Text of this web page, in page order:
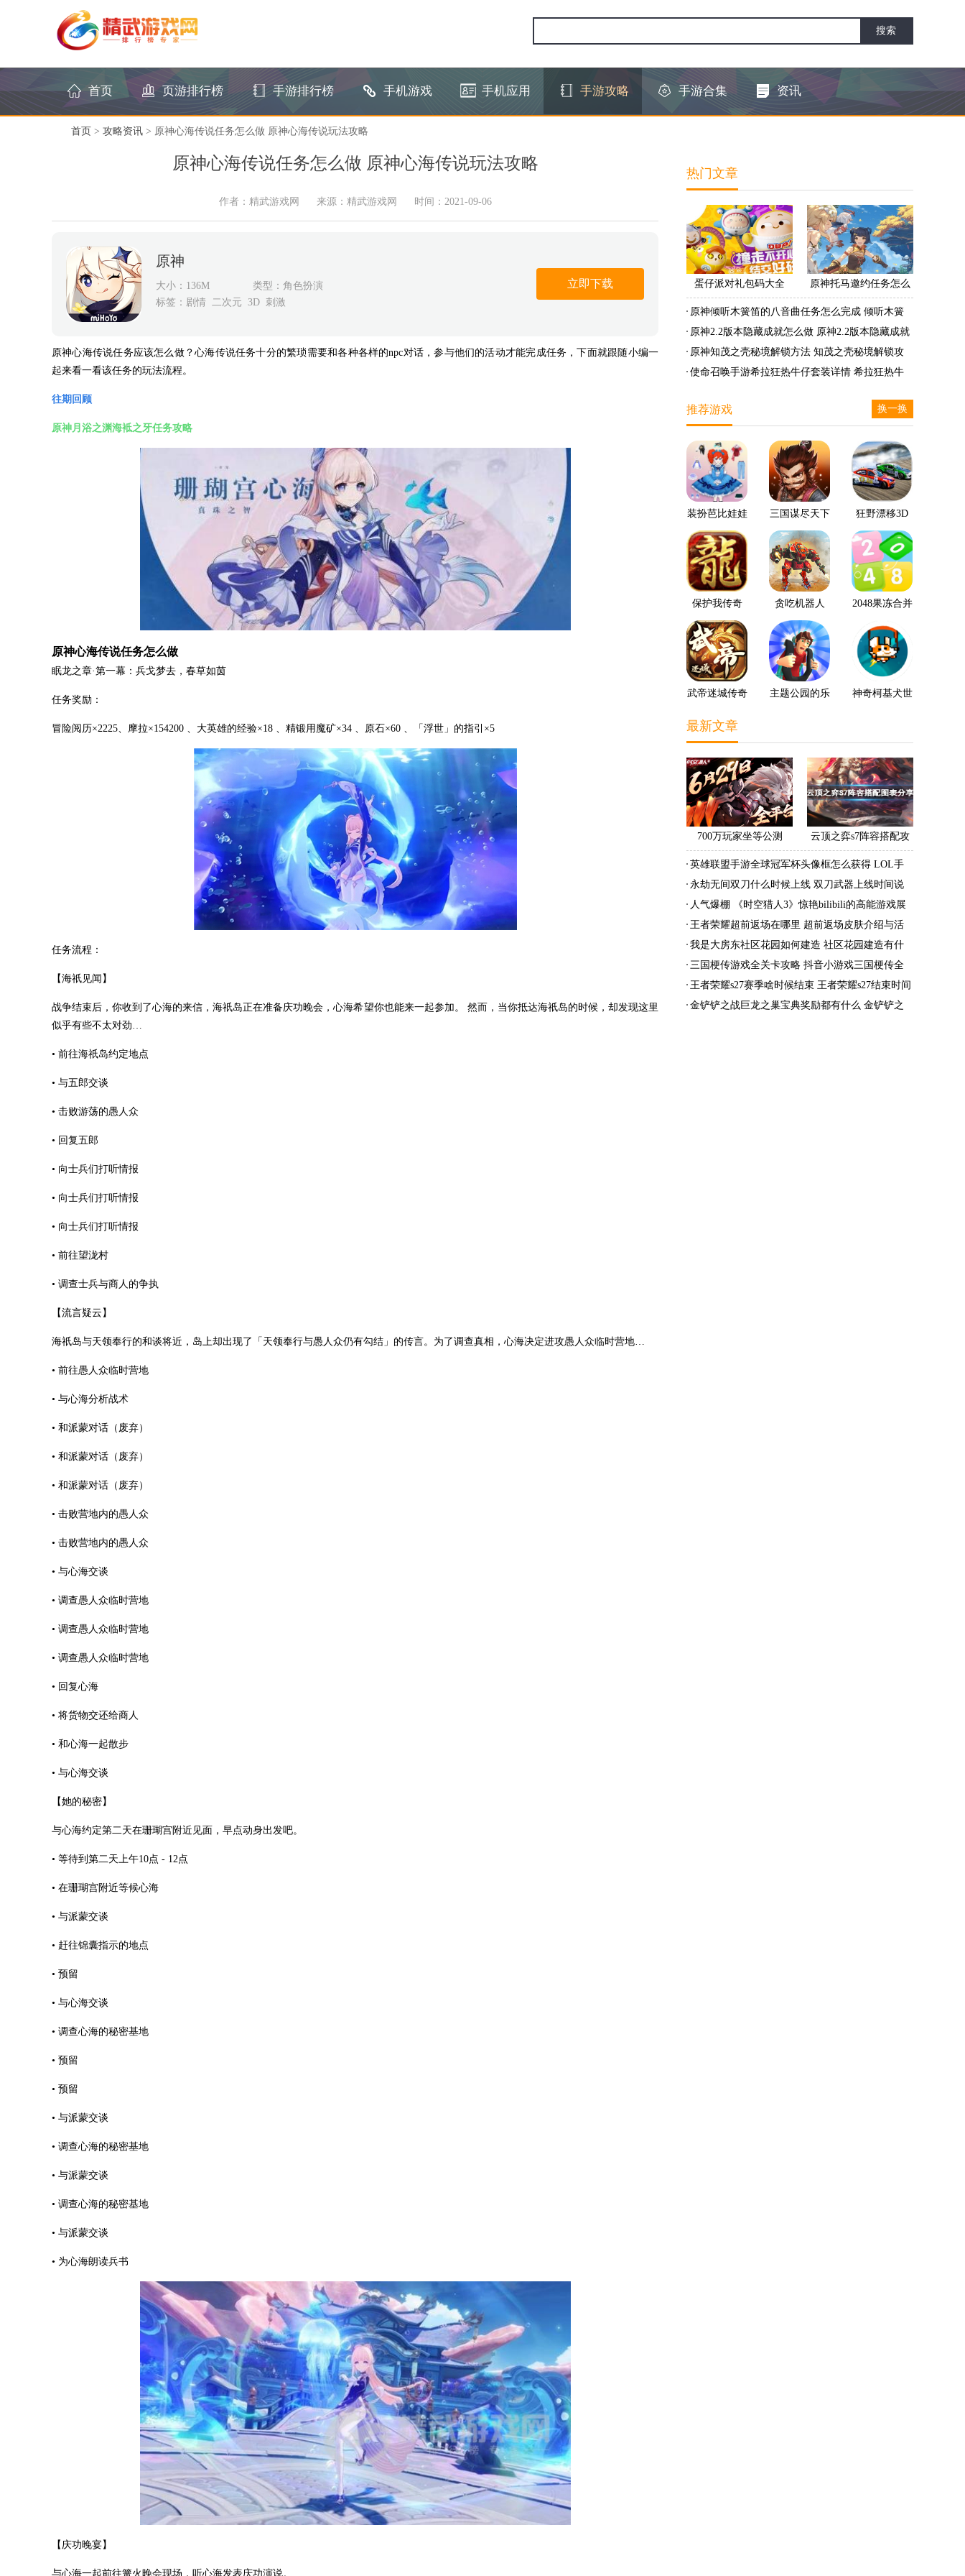
首页 页游排行榜 手游排行榜 手机游戏 手机应用 手游攻略 手游合集 资讯
首页 > 攻略资讯 > 原神心海传说任务怎么做 原神心海传说玩法攻略
原神心海传说任务怎么做 原神心海传说玩法攻略
作者：精武游戏网 来源：精武游戏网 时间：2021-09-06
原神
大小：136M
类型：角色扮演
标签： 剧情 二次元 3D 刺激
立即下载
原神心海传说任务应该怎么做？心海传说任务十分的繁琐需要和各种各样的npc对话，参与他们的活动才能完成任务，下面就跟随小编一
起来看一看该任务的玩法流程。
往期回顾
原神月浴之渊海袛之牙任务攻略
原神心海传说任务怎么做
眠龙之章·第一幕：兵戈梦去，春草如茵
任务奖励：
冒险阅历×2225、摩拉×154200 、大英雄的经验×18 、精锻用魔矿×34 、原石×60 、「浮世」的指引×5
任务流程：
【海祇见闻】
战争结束后，你收到了心海的来信，海祇岛正在准备庆功晚会，心海希望你也能来一起参加。 然而，当你抵达海祇岛的时候，却发现这里
似乎有些不太对劲…
• 前往海祇岛约定地点
• 与五郎交谈
• 击败游荡的愚人众
• 回复五郎
• 向士兵们打听情报
• 向士兵们打听情报
• 向士兵们打听情报
• 前往望泷村
• 调查士兵与商人的争执
【流言疑云】
海祇岛与天领奉行的和谈将近，岛上却出现了「天领奉行与愚人众仍有勾结」的传言。为了调查真相，心海决定进攻愚人众临时营地…
• 前往愚人众临时营地
• 与心海分析战术
• 和派蒙对话（废弃）
• 和派蒙对话（废弃）
• 和派蒙对话（废弃）
• 击败营地内的愚人众
• 击败营地内的愚人众
• 与心海交谈
• 调查愚人众临时营地
• 调查愚人众临时营地
• 调查愚人众临时营地
• 回复心海
• 将货物交还给商人
• 和心海一起散步
• 与心海交谈
【她的秘密】
与心海约定第二天在珊瑚宫附近见面，早点动身出发吧。
• 等待到第二天上午10点 - 12点
• 在珊瑚宫附近等候心海
• 与派蒙交谈
• 赶往锦囊指示的地点
• 预留
• 与心海交谈
• 调查心海的秘密基地
• 预留
• 预留
• 与派蒙交谈
• 调查心海的秘密基地
• 与派蒙交谈
• 调查心海的秘密基地
• 与派蒙交谈
• 为心海朗读兵书
【庆功晚宴】
与心海一起前往篝火晚会现场，听心海发表庆功演说。
热门文章
蛋仔派对礼包码大全
2022 蛋仔派对礼包码怎
么兑换
原神托马邀约任务怎么
做 原神托马邀约任务怎
么完成
原神倾听木簧笛的八音曲任务怎么完成 倾听木簧
笛的八音曲任务攻略
原神2.2版本隐藏成就怎么做 原神2.2版本隐藏成就
有哪些
原神知茂之壳秘境解锁方法 知茂之壳秘境解锁攻
略使命召唤手游希拉狂热牛仔套装详情 希拉狂热牛
推荐游戏 换一换
装扮芭比娃娃 三国谋尽天下 狂野漂移3D
保护我传奇 贪吃机器人 2048果冻合并
武帝迷城传奇
主题公园的乐
神奇柯基犬世
最新文章
700万玩家坐等公测
《时空猎人3》老玩家加
云顶之弈s7阵容搭配攻
略 s7最强阵容搭配组成
大全最新
英雄联盟手游全球冠军杯头像框怎么获得 LOL手
游2022全球冠军杯头像框领取活动
永劫无间双刀什么时候上线 双刀武器上线时间说
明与分享
人气爆棚 《时空猎人3》惊艳bilibili的高能游戏展
发布会
王者荣耀超前返场在哪里 超前返场皮肤介绍与活
动一览
我是大房东社区花园如何建造 社区花园建造有什
么条件
三国梗传游戏全关卡攻略 抖音小游戏三国梗传全
结局一览
王者荣耀s27赛季啥时候结束 王者荣耀s27结束时间
金铲铲之战巨龙之巢宝典奖励都有什么 金铲铲之